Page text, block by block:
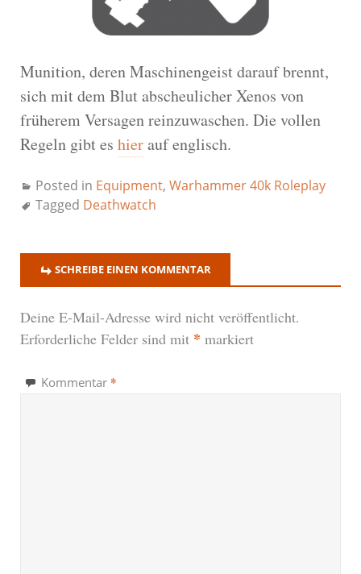
Munition, deren Maschinengeist darauf brennt,
sich mit dem Blut abscheulicher Xenos von
früherem Versagen reinzuwaschen. Die vollen
Regeln gibt es hierauf englisch.
Posted in Equipment, Warhammer 40k Roleplay
Tagged Deathwatch
SCHREIBE EINEN KOMMENTAR
Deine E-Mail-Adresse wird nicht veröffentlicht.
Erforderliche Felder sind mit * markiert
Kommentar *